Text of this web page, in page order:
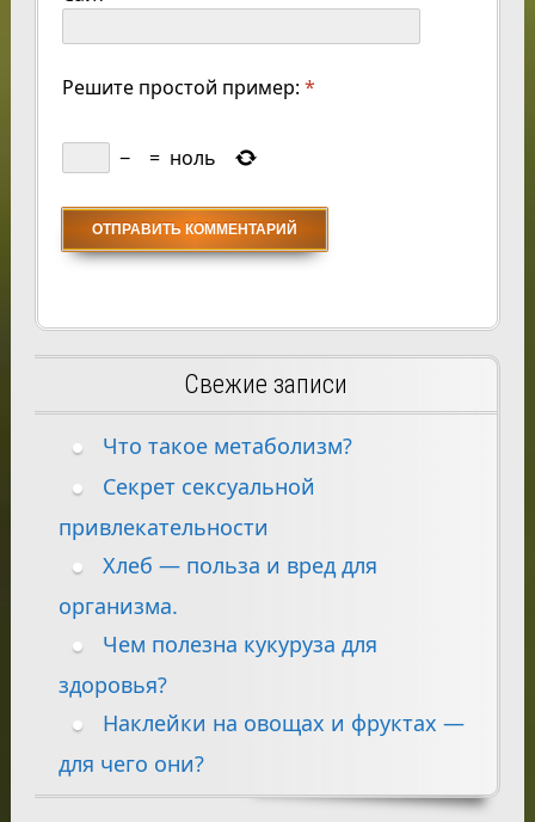
Решите простой пример: *
− = ноль
Свежие записи
Что такое метаболизм?
Секрет сексуальной
привлекательности
Хлеб — польза и вред для
организма.
Чем полезна кукуруза для
здоровья?
Наклейки на овощах и фруктах —
для чего они?